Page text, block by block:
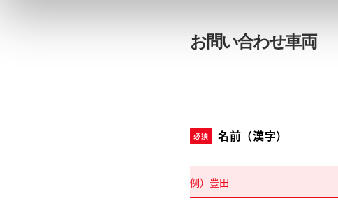
択お問い合わせ車両
必須 名前（漢字）